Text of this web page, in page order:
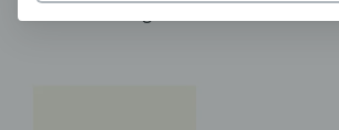
Atmen Sie ruhig aus und ein.